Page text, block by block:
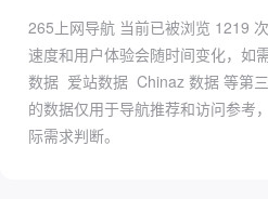
265上网导航 当前已被浏览 1219
速度和用户体验会随时间变化，如
数据 爱站数据 Chinaz 数据 等第
的数据仅用于导航推荐和访问参考
际需求判断。